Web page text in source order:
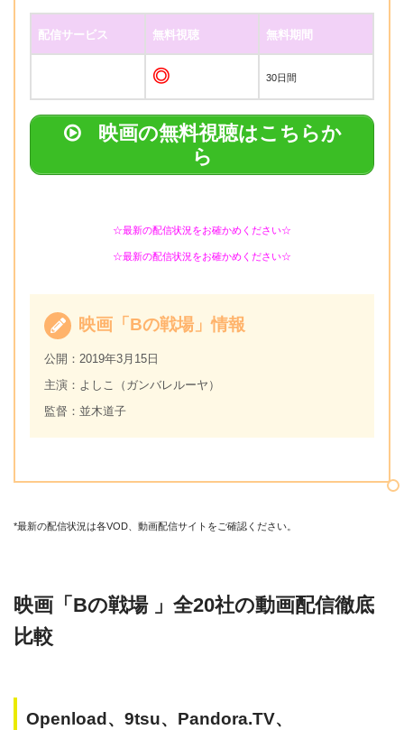
配信サービス 無料視聴 無料期間
◎ 30日間
映画の無料視聴はこちらか
ら
☆最新の配信状況をお確かめください☆
☆最新の配信状況をお確かめください☆
映画「Bの戦場」情報
公開：2019年3月15日
主演：よしこ（ガンバレルーヤ）
監督：並木道子
*最新の配信状況は各VOD、動画配信サイトをご確認ください。
映画「Bの戦場 」全20社の動画配信徹底
比較
Openload、9tsu、Pandora.TV、